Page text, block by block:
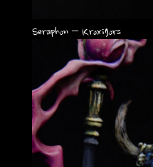
Seraphon – Kroxigors